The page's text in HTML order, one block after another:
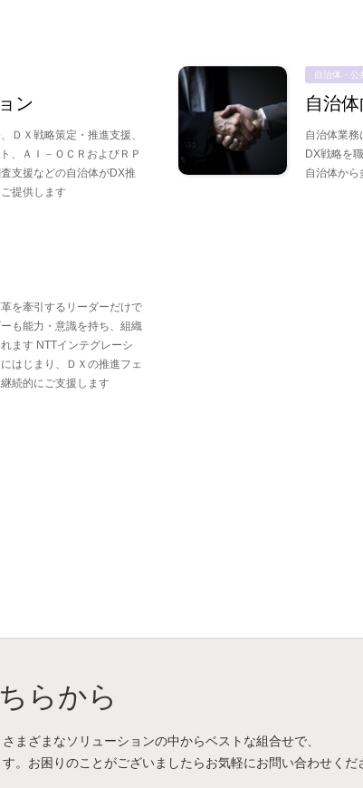
ン
ＤＸ戦略策定・推進支援、
、ＡＩ－ＯＣＲおよびＲＰ
支援などの自治体がDX推
提供します
自治体・公
自治
自治体業
DX戦略を
自治体か
を牽引するリーダーだけで
も能力・意識を持ち、組織
ます NTTインテグレーシ
はじまり、ＤＸの推進フェ
続的にご支援します
らから
まざまなソリューションの中からベストな組合せで、
。お困りのことがございましたらお気軽にお問い合わせくだ